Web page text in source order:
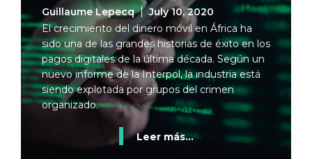
Guillaume Lepecq
July 10, 2020
El crecimiento del dinero móvil en África ha
sido una de las grandes historias de éxito en los
pagos digitales de la última década. Según un
nuevo informe de la Interpol, la industria está
siendo explotada por grupos del crimen
organizado.
Leer más...